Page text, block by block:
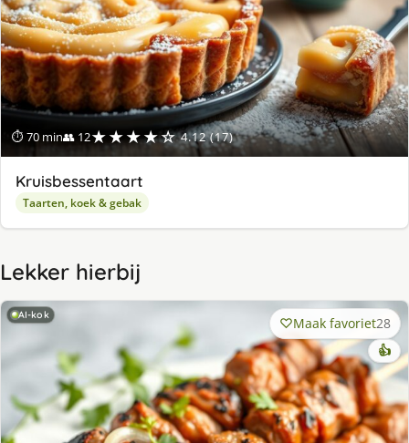
⏱ 70 min👥 12★★★★☆ 4.12 (17)
Kruisbessentaart
Taarten, koek & gebak
Lekker hierbij
AI-kok Maak favoriet28
👍